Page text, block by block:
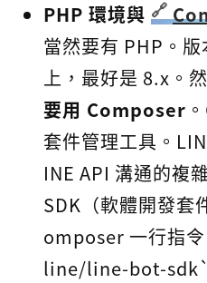
PHP 環境與
當然要有 PHP。
上，最好是 8.x。
要用 Composer
套件管理工具。
INE API 溝通的複
SDK（軟體開發套
omposer 一行指
line/line-bot-sdk`